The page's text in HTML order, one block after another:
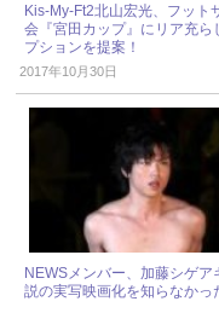
Kis-My-Ft2北山宏光、フット
会『宮田カップ』にリア充ら
プションを提案！
2017年10月30日
NEWSメンバー、加藤シゲア
説の実写映画化を知らなかっ